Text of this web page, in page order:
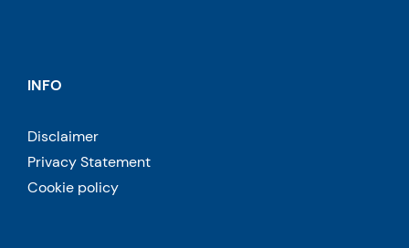
INFO
Disclaimer
Privacy Statement
Cookie policy